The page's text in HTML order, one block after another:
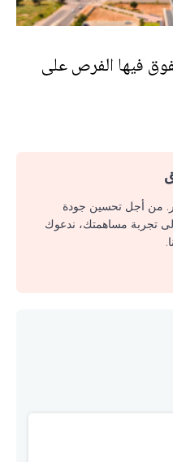
تتفوق فيها الفرص على
من أجل تحسين جودة
إلى تجربة مساهمتك، ندعوك